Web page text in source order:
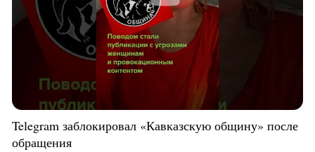
Telegram заблокировал «Кавказскую общину» после
обращения